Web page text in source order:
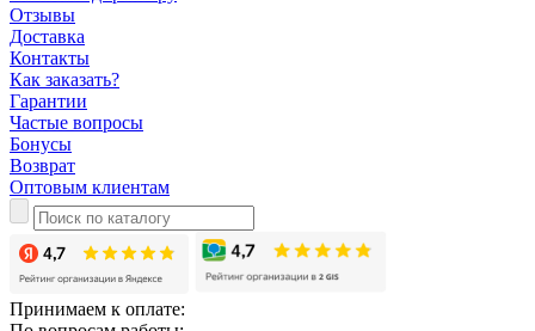
Отзывы
Доставка
Контакты
Как заказать?
Гарантии
Частые вопросы
Бонусы
Возврат
Оптовым клиентам
Принимаем к оплате: